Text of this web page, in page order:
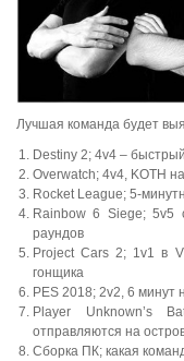
Лучшая команда будет
Destiny 2; 4v4 –
Overwatch; 4v4, KOTH
Rocket League; 5-
Rainbow 6 Siege; 5v5
раундов
Project Cars 2; 1v1 в
гонщика
PES 2018; 2v2, 6 минут
Player Unknown’s
отправляются на
Сборка ПК; какая